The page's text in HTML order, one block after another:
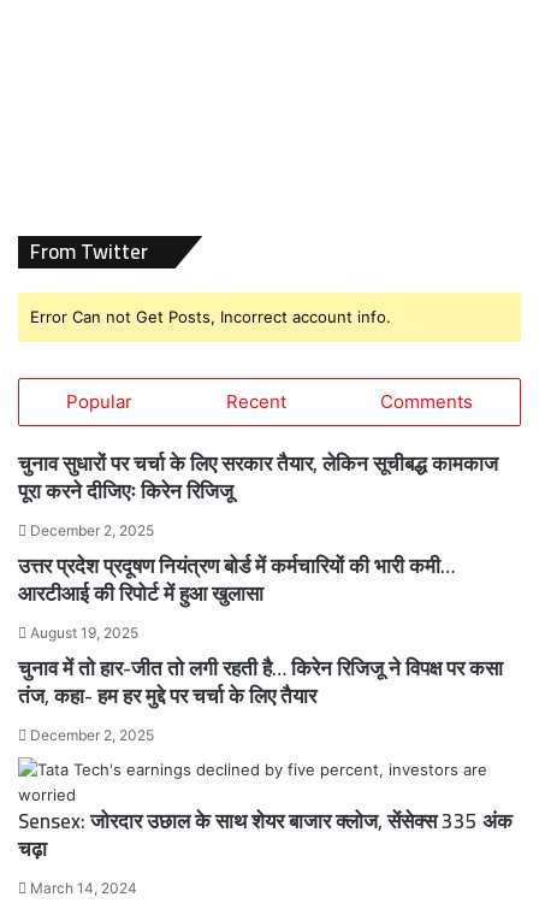
From Twitter
Error Can not Get Posts, Incorrect account info.
Popular Recent Comments
चुनाव सुधारों पर चर्चा के लिए सरकार तैयार, लेकिन सूचीबद्ध कामकाज
पूरा करने दीजिएः किरेन रिजिजू
December 2, 2025
उत्तर प्रदेश प्रदूषण नियंत्रण बोर्ड में कर्मचारियों की भारी कमी…
आरटीआई की रिपोर्ट में हुआ खुलासा
August 19, 2025
चुनाव में तो हार-जीत तो लगी रहती है… किरेन रिजिजू ने विपक्ष पर कसा
तंज, कहा- हम हर मुद्दे पर चर्चा के लिए तैयार
December 2, 2025
Sensex: जोरदार उछाल के साथ शेयर बाजार क्लोज, सेंसेक्स 335 अंक
चढ़ा
March 14, 2024